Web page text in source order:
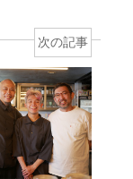
次の記事